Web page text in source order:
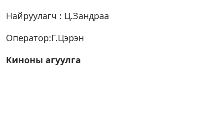
Найруулагч : Ц.Зандраа
Оператор:Г.Цэрэн
Киноны агуулга